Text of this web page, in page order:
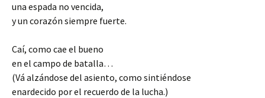
una espada no vencida,
y un corazón siempre fuerte.
Caí, como cae el bueno
en el campo de batalla…
(Vá alzándose del asiento, como sintiéndose
enardecido por el recuerdo de la lucha.)